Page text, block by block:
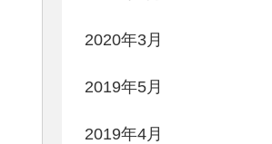
2020年3月
2019年5月
2019年4月